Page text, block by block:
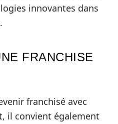
innovantes dans
FRANCHISE
franchisé avec
il convient également